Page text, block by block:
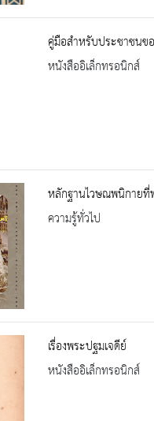
คู่มือสำหรับประชาชนข
หนังสืออิเล็กทรอนิกส์
หลักฐานไวษณพนิกาย
ความรู้ทั่วไป
เรื่องพระปฐมเจดีย์
หนังสืออิเล็กทรอนิกส์